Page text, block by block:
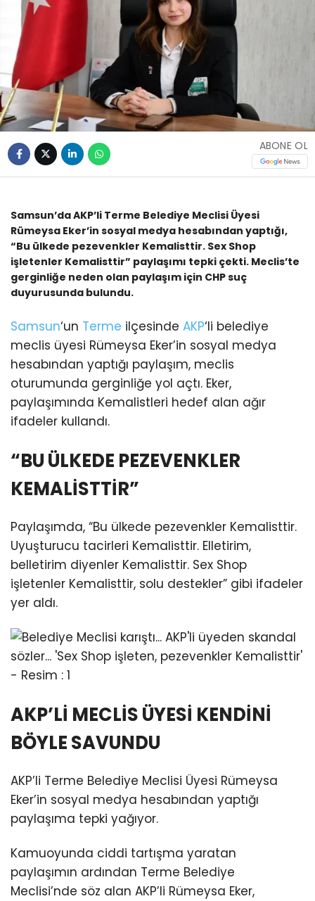
ABONE OL
Samsun’da AKP’li Terme Belediye Meclisi Üyesi
Rümeysa Eker’in sosyal medya hesabından yaptığı,
“Bu ülkede pezevenkler Kemalisttir. Sex Shop
işletenler Kemalisttir” paylaşımı tepki çekti. Meclis’te
gerginliğe neden olan paylaşım için CHP suç
duyurusunda bulundu.
Samsun‘un Terme ilçesinde AKP‘li belediye
meclis üyesi Rümeysa Eker’in sosyal medya
hesabından yaptığı paylaşım, meclis
oturumunda gerginliğe yol açtı. Eker,
paylaşımında Kemalistleri hedef alan ağır
ifadeler kullandı.
“BU ÜLKEDE PEZEVENKLER
KEMALİSTTİR”
Paylaşımda, “Bu ülkede pezevenkler Kemalisttir.
Uyuşturucu tacirleri Kemalisttir. Elletirim,
belletirim diyenler Kemalisttir. Sex Shop
işletenler Kemalisttir, solu destekler” gibi ifadeler
yer aldı.
AKP’Lİ MECLİS ÜYESİ KENDİNİ
BÖYLE SAVUNDU
AKP’li Terme Belediye Meclisi Üyesi Rümeysa
Eker’in sosyal medya hesabından yaptığı
paylaşıma tepki yağıyor.
Kamuoyunda ciddi tartışma yaratan
paylaşımın ardından Terme Belediye
Meclisi’nde söz alan AKP’li Rümeysa Eker,